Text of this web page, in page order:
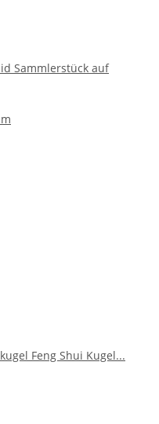
Sammlerstück auf